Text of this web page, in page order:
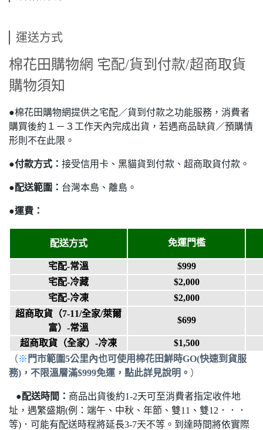
運送方式
棉花田購物網 宅配/貨到付款/超商取貨
購物須知
●棉花田購物網提供之宅配／貨到付款之功能服務，消費者
購買後約１－３工作天內完成出貨，若遇商品缺貨／預購情
形則不在此限。
●付款方式： 接受信用卡、黑貓貨到付款、超商取貨付款。
●配送範圍： 台灣本島、離島。
●運費：
配送方式 免運門檻
宅配-常溫
$999
宅配-冷藏
$2,000
宅配-冷凍
$2,000
超商取貨 （7-11/全家/萊爾
富） -常溫
$699
超商取貨（全家）-冷凍
$1,500
（※ 門市範圍5公里內也可使用棉花田鮮時GO(快速到貨服
務) ， 不限溫層滿$999免運 ，點此詳見說明。 ）
●配送時間： 商品出貨後約1-2天可至消費者指定收件地
址，遇繁盛期(例：端午、中秋、年節、雙11、雙12．．．
等)．可能有配送時程將延長3-7天不等。 到達時間將依實際